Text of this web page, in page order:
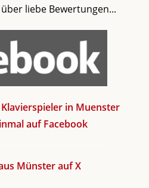
liebe Bewertungen...
in Muenster
auf Facebook
Münster auf X